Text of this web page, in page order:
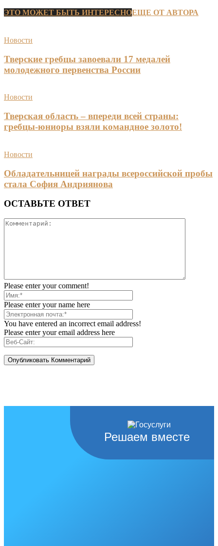
ЭТО МОЖЕТ БЫТЬ ИНТЕРЕСНОЕЩЕ ОТ АВТОРА
Новости
Тверские гребцы завоевали 17 медалей
молодежного первенства России
Новости
Тверская область – впереди всей страны:
гребцы-юниоры взяли командное золото!
Новости
Обладательницей награды всероссийской пробы
стала София Андриянова
ОСТАВЬТЕ ОТВЕТ
Please enter your comment!
Please enter your name here
You have entered an incorrect email address!
Please enter your email address here
Решаем вместе